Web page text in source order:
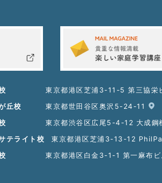
東京都港区芝浦3-11-5 第三協栄
丘校
東京都世田谷区奥沢5-24-11
東京都渋谷区広尾5-4-12 大成鋼
テライト校
東京都港区芝浦3-13-12
東京都港区白金3-1-1 第一麻布